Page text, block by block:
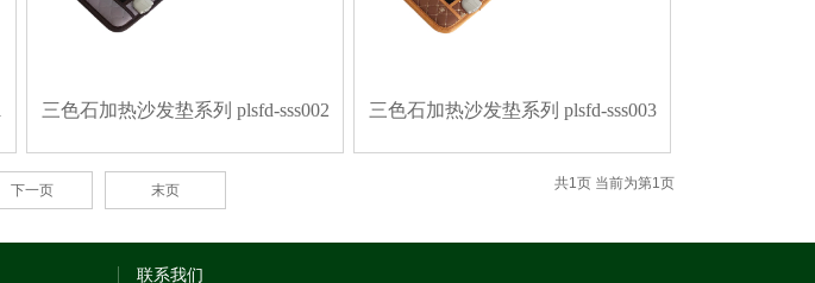
三色石加热沙发垫系列 plsfd-sss002 三色石加热沙发垫系列 plsfd-sss003
共1页 当前为第1页
下一页 末页
联系我们